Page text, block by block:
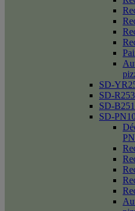
SD-
SD-
SD-
SD-